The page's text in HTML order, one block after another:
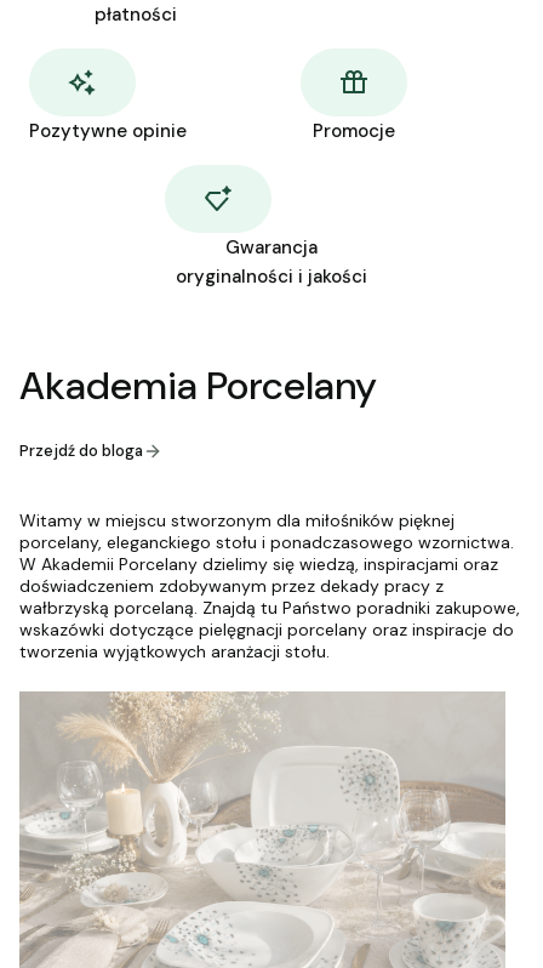
płatności
Pozytywne opinie Promocje
Gwarancja
oryginalności i jakości
Akademia Porcelany
Przejdź do bloga
Witamy w miejscu stworzonym dla miłośników pięknej
porcelany, eleganckiego stołu i ponadczasowego wzornictwa.
W Akademii Porcelany dzielimy się wiedzą, inspiracjami oraz
doświadczeniem zdobywanym przez dekady pracy z
wałbrzyską porcelaną. Znajdą tu Państwo poradniki zakupowe,
wskazówki dotyczące pielęgnacji porcelany oraz inspiracje do
tworzenia wyjątkowych aranżacji stołu.